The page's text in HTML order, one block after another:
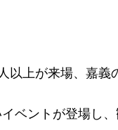
見つけました。2027年
ベントが登場し